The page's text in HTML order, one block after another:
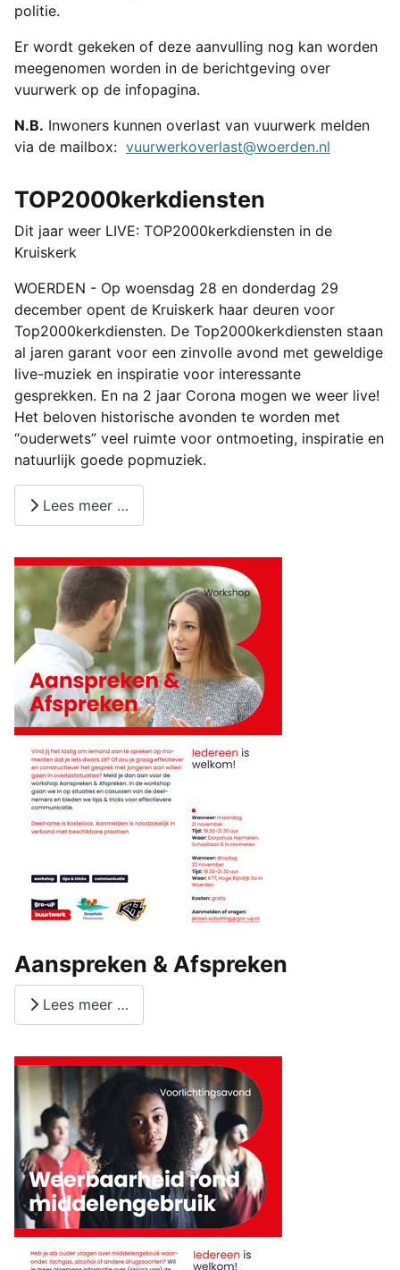
politie.
Er wordt gekeken of deze aanvulling nog kan worden
meegenomen worden in de berichtgeving over
vuurwerk op de infopagina.
N.B. Inwoners kunnen overlast van vuurwerk melden
via de mailbox: vuurwerkoverlast@woerden.nl
TOP2000kerkdiensten
Dit jaar weer LIVE: TOP2000kerkdiensten in de
Kruiskerk
WOERDEN - Op woensdag 28 en donderdag 29
december opent de Kruiskerk haar deuren voor
Top2000kerkdiensten. De Top2000kerkdiensten staan
al jaren garant voor een zinvolle avond met geweldige
live-muziek en inspiratie voor interessante
gesprekken. En na 2 jaar Corona mogen we weer live!
Het beloven historische avonden te worden met
“ouderwets” veel ruimte voor ontmoeting, inspiratie en
natuurlijk goede popmuziek.
Lees meer …
Aanspreken & Afspreken
Lees meer …